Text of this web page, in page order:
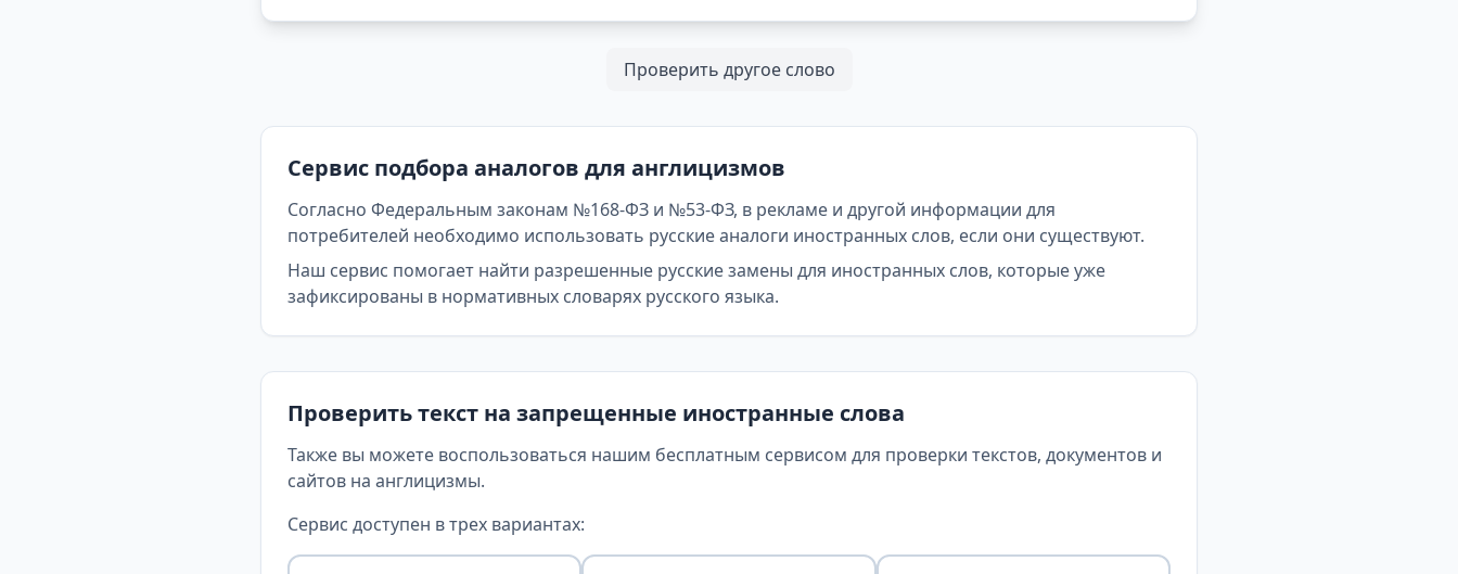
Проверить другое слово
Сервис подбора аналогов для англицизмов
Согласно Федеральным законам №168-ФЗ и №53-ФЗ, в рекламе и другой информации для
потребителей необходимо использовать русские аналоги иностранных слов, если они существуют.
Наш сервис помогает найти разрешенные русские замены для иностранных слов, которые уже
зафиксированы в нормативных словарях русского языка.
Проверить текст на запрещенные иностранные слова
Также вы можете воспользоваться нашим бесплатным сервисом для проверки текстов, документов и
сайтов на англицизмы.
Сервис доступен в трех вариантах: